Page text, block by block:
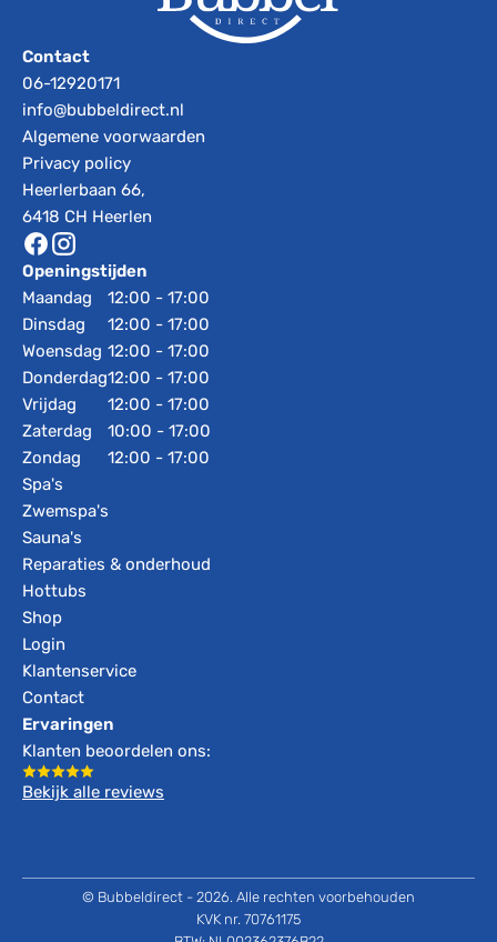
Contact
06-12920171
info@bubbeldirect.nl
Algemene voorwaarden
Privacy policy
Heerlerbaan 66,
6418 CH Heerlen
Openingstijden
Maandag
Dinsdag
Woensdag
Donderdag
Vrijdag
Zaterdag
Zondag
12:00 - 17:00
12:00 - 17:00
12:00 - 17:00
12:00 - 17:00
12:00 - 17:00
10:00 - 17:00
12:00 - 17:00
Spa's
Zwemspa's
Sauna's
Reparaties & onderhoud
Hottubs
Shop
Login
Klantenservice
Contact
Ervaringen
Klanten beoordelen ons:
Bekijk alle reviews
© Bubbeldirect - 2026. Alle rechten voorbehouden
KVK nr. 70761175